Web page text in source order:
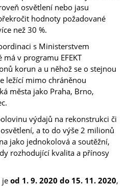
osvětlení nebo jasu
hodnoty požadované
než 30 %.
s Ministerstvem
v programu EFEKT
korun a u něhož se o stejnou
ležící mimo chráněnou
města jako Praha, Brno,
výdajů na rekonstrukci či
a to do výše 2 milionů
jako jednokolová a soutěžní,
rozhodující kvalita a přínosy
je od 1. 9. 2020 do 15. 11. 2020,